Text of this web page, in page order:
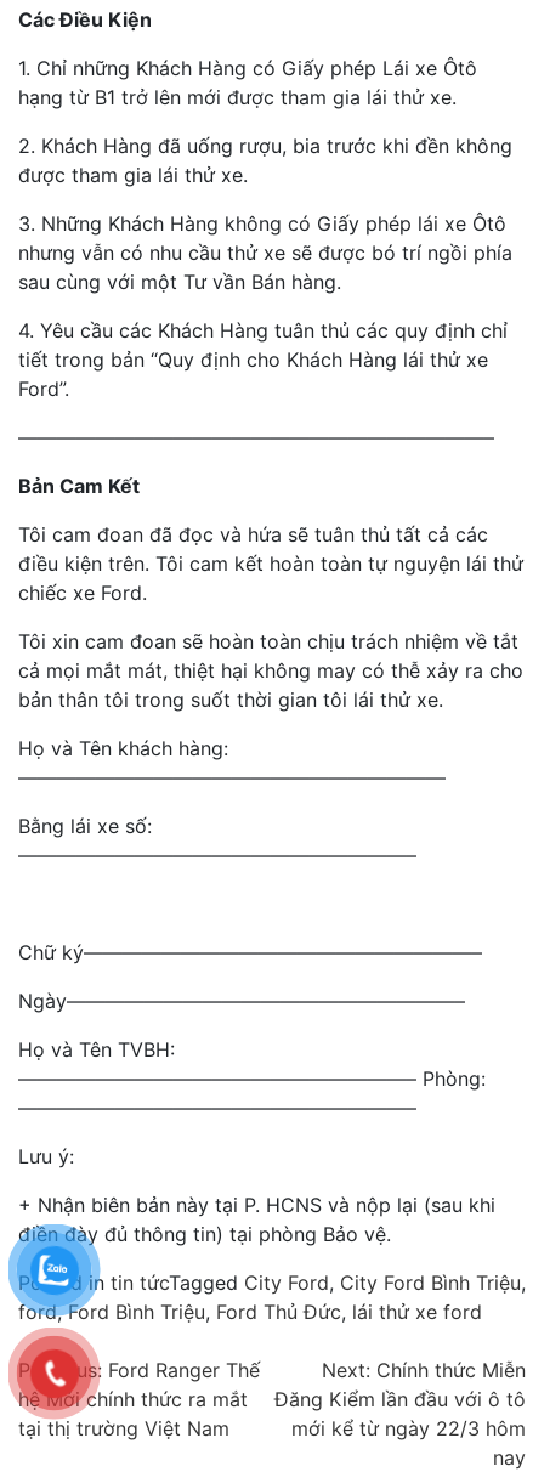
Các Điều Kiện
1. Chỉ những Khách Hàng có Giấy phép Lái xe Ôtô
hạng từ B1 trở lên mới được tham gia lái thử xe.
2. Khách Hàng đã uống rượu, bia trước khi đền không
được tham gia lái thử xe.
3. Những Khách Hàng không có Giấy phép lái xe Ôtô
nhưng vẫn có nhu cầu thử xe sẽ được bó trí ngồi phía
sau cùng với một Tư vần Bán hàng.
4. Yêu cầu các Khách Hàng tuân thủ các quy định chỉ
tiết trong bản “Quy định cho Khách Hàng lái thử xe
Ford”.
————————————————————————–
Bản Cam Kết
Tôi cam đoan đã đọc và hứa sẽ tuân thủ tất cả các
điều kiện trên. Tôi cam kết hoàn toàn tự nguyện lái thử
chiếc xe Ford.
Tôi xin cam đoan sẽ hoàn toàn chịu trách nhiệm về tắt
cả mọi mắt mát, thiệt hại không may có thễ xảy ra cho
bản thân tôi trong suốt thời gian tôi lái thử xe.
Họ và Tên khách hàng:
——————————————————————
Bằng lái xe số:
————————————————————–
Chữ ký————————————————————–
Ngày————————————————————–
Họ và Tên TVBH:
————————————————————– Phòng:
————————————————————–
Lưu ý:
+ Nhận biên bản này tại P. HCNS và nộp lại (sau khi
điền đày đủ thông tin) tại phòng Bảo vệ.
Posted in tin tứcTagged City Ford, City Ford Bình Triệu,
ford,Ford Bình Triệu, Ford Thủ Đức, lái thử xe ford
Điều
hướng
Previous: Ford Ranger Thế
hệ Mới chính thức ra mắt
tại thị trường Việt Nam
Next: Chính thức Miễn
Đăng Kiểm lần đầu với ô tô
mới kể từ ngày 22/3 hôm
nay